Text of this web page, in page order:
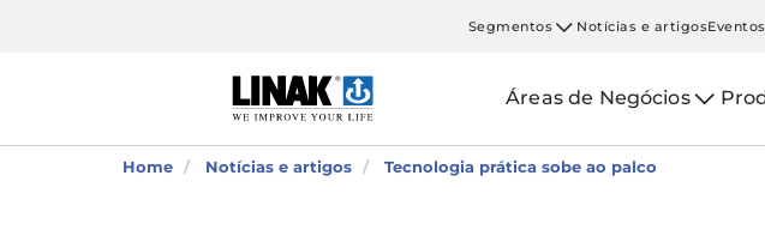
Segmentos Notícias e artigosEventos
Áreas de Negócios
Home Notícias e artigos Tecnologia prática sobe ao palco